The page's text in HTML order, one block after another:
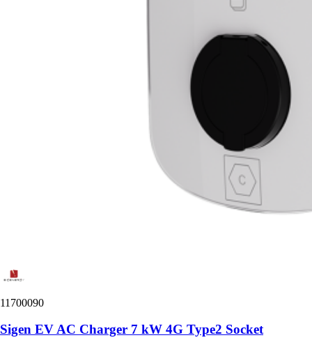
11700090
Sigen EV AC Charger 7 kW 4G Type2 Socket